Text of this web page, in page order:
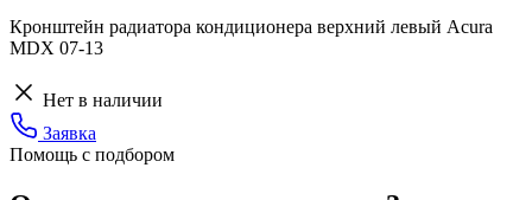
Кронштейн радиатора кондиционера верхний левый Acura
MDX 07-13
Нет в наличии
Заявка
Помощь с подбором